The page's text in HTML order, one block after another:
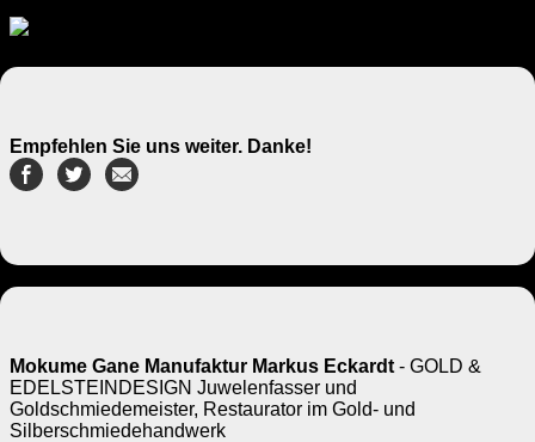
Empfehlen Sie uns weiter. Danke!
Mokume Gane Manufaktur Markus Eckardt - GOLD &
EDELSTEINDESIGN Juwelenfasser und
Goldschmiedemeister, Restaurator im Gold- und
Silberschmiedehandwerk